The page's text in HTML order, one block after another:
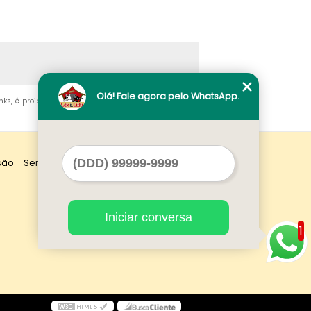
é proibida sem a autorização do autor. Crime de
Serviços Contato Mapa do site
1
Olá! Fale agora pelo WhatsApp.
Iniciar conversa